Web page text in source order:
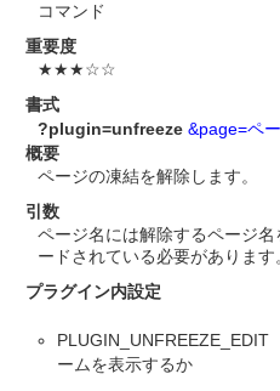
コマンド
重要度
★★★☆☆
書式
?plugin=unfreeze &page=ペ
概要
ページの凍結を解除します。
引数
ページ名には解除するページ
ードされている必要があります
プラグイン内設定
ームを表示するか